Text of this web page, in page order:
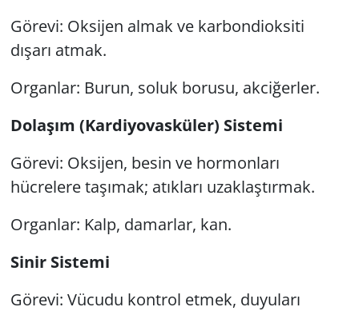
Görevi: Oksijen almak ve karbondioksiti
dışarı atmak.
Organlar: Burun, soluk borusu, akciğerler.
Dolaşım (Kardiyovasküler) Sistemi
Görevi: Oksijen, besin ve hormonları
hücrelere taşımak; atıkları uzaklaştırmak.
Organlar: Kalp, damarlar, kan.
Sinir Sistemi
Görevi: Vücudu kontrol etmek, duyuları